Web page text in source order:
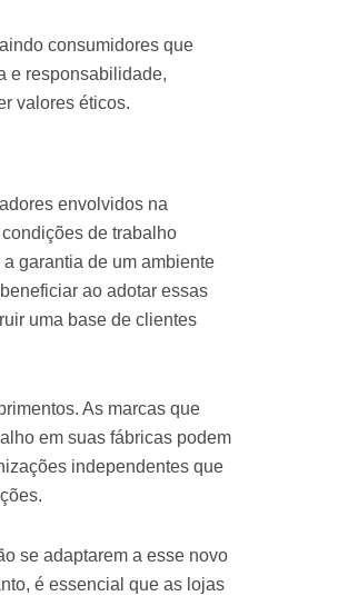
consumidores que
e responsabilidade,
valores éticos.
envolvidos na
de trabalho
garantia de um ambiente
ao adotar essas
uma base de clientes
As marcas que
em suas fábricas podem
independentes que
se adaptarem a esse novo
é essencial que as lojas